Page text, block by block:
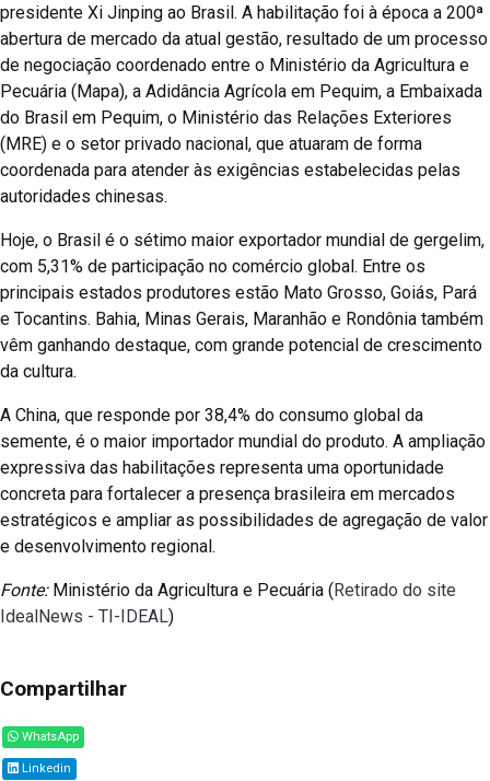
presidente Xi Jinping ao Brasil. A habilitação foi à época a 200ª
abertura de mercado da atual gestão, resultado de um processo
de negociação coordenado entre o Ministério da Agricultura e
Pecuária (Mapa), a Adidância Agrícola em Pequim, a Embaixada
do Brasil em Pequim, o Ministério das Relações Exteriores
(MRE) e o setor privado nacional, que atuaram de forma
coordenada para atender às exigências estabelecidas pelas
autoridades chinesas.
Hoje, o Brasil é o sétimo maior exportador mundial de gergelim,
com 5,31% de participação no comércio global. Entre os
principais estados produtores estão Mato Grosso, Goiás, Pará
e Tocantins. Bahia, Minas Gerais, Maranhão e Rondônia também
vêm ganhando destaque, com grande potencial de crescimento
da cultura.
A China, que responde por 38,4% do consumo global da
semente, é o maior importador mundial do produto. A ampliação
expressiva das habilitações representa uma oportunidade
concreta para fortalecer a presença brasileira em mercados
estratégicos e ampliar as possibilidades de agregação de valor
e desenvolvimento regional.
Fonte:Ministério da Agricultura e Pecuária (Retirado do site
IdealNews - TI-IDEAL)
Compartilhar
WhatsApp
Linkedin